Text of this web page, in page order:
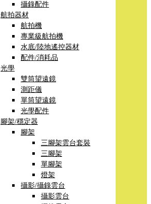
攝錄配件
航拍器材
航拍機
專業級航拍機
水底/陸地遙控器材
配件/消耗品
光學
雙筒望遠鏡
測距儀
單筒望遠鏡
光學配件
腳架/穩定器
腳架
三腳架雲台套裝
三腳架
單腳架
燈架
攝影/攝錄雲台
攝影雲台